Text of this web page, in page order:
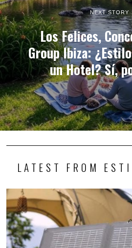
NEXT STORY
Los Felices,
Group Ibiza:
un Hotel? Sí,
LATEST FROM